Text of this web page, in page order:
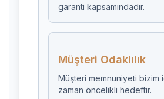
garanti kapsamındadır.
Müşteri Odaklılık
Müşteri memnuniyeti bizim
zaman öncelikli hedeftir.